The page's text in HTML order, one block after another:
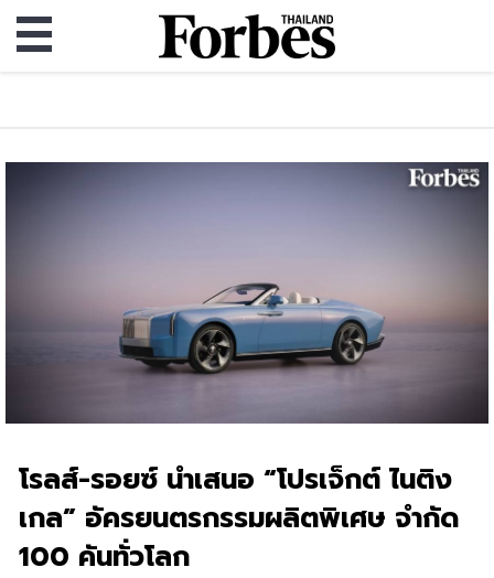
โรลส์-รอยซ์ นำเสนอ “โปรเจ็กต์ ไนติง
เกล” อัครยนตรกรรมผลิตพิเศษ จำกัด
100 คันทั่วโลก